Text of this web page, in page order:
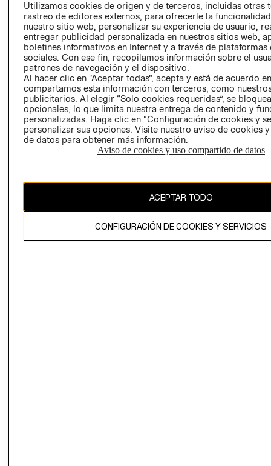
AVISO DE
PRIVACIDAD
GIFT CARD
AVISO DE
El contenido de esta página web está protegido por copyright y es
Utilizamos cookies de origen y de terceros, incluidas otras
rastreo de editores externos, para ofrecerle la
nuestro sitio web, personalizar su experiencia de usuario,
entregar publicidad personalizada en nuestros sitios web,
boletines informativos en Internet y a través de plataformas
sociales. Con ese fin, recopilamos información sobre el
patrones de navegación y el dispositivo.
Al hacer clic en “Aceptar todas”, acepta y está de acuerdo
compartamos esta información con terceros, como
publicitarios. Al elegir “Solo cookies requeridas”, se
opcionales, lo que limita nuestra entrega de contenido y
personalizadas. Haga clic en “Configuración de cookies y
personalizar sus opciones. Visite nuestro aviso de cookies
de datos para obtener más información.
Aviso de cookies y uso compartido de datos
ACEPTAR TODO
CONFIGURACIÓN DE COOKIES Y SERVICIOS